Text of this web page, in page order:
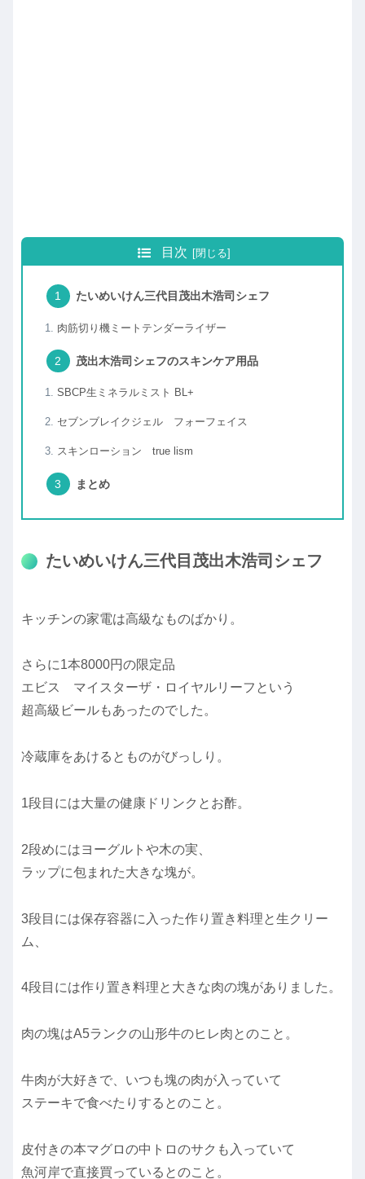
目次
たいめいけん三代目茂出木浩司シェフ
肉筋切り機ミートテンダーライザー
茂出木浩司シェフのスキンケア用品
SBCP生ミネラルミスト BL+
セブンブレイクジェル フォーフェイス
スキンローション true lism
まとめ
たいめいけん三代目茂出木浩司シェフ
キッチンの家電は高級なものばかり。
さらに1本8000円の限定品
エビス マイスターザ・ロイヤルリーフという
超高級ビールもあったのでした。
冷蔵庫をあけるとものがびっしり。
1段目には大量の健康ドリンクとお酢。
2段めにはヨーグルトや木の実、
ラップに包まれた大きな塊が。
3段目には保存容器に入った作り置き料理と生クリー
ム、
4段目には作り置き料理と大きな肉の塊がありました。
肉の塊はA5ランクの山形牛のヒレ肉とのこと。
牛肉が大好きで、いつも塊の肉が入っていて
ステーキで食べたりするとのこと。
皮付きの本マグロの中トロのサクも入っていて
魚河岸で直接買っているとのこと。